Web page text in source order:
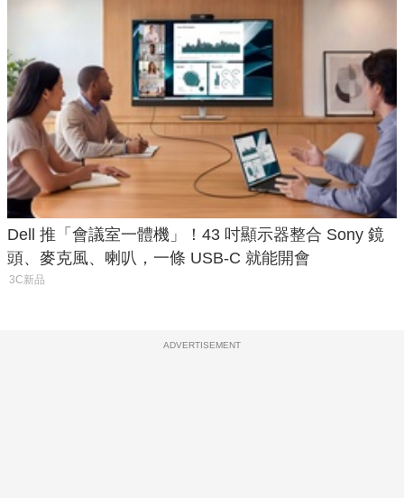
Dell 推「會議室一體機」！43 吋顯示器整合 Sony 鏡
頭、麥克風、喇叭，一條 USB-C 就能開會
3C新品
ADVERTISEMENT